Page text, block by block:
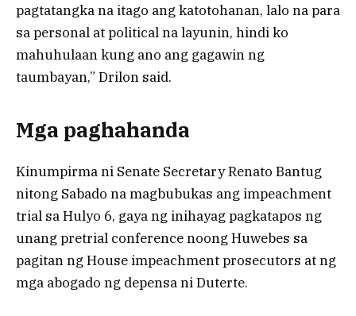
pagtatangka na itago ang katotohanan, lalo na para
sa personal at political na layunin, hindi ko
mahuhulaan kung ano ang gagawin ng
taumbayan,” Drilon said.
Mga paghahanda
Kinumpirma ni Senate Secretary Renato Bantug
nitong Sabado na magbubukas ang impeachment
trial sa Hulyo 6, gaya ng inihayag pagkatapos ng
unang pretrial conference noong Huwebes sa
pagitan ng House impeachment prosecutors at ng
mga abogado ng depensa ni Duterte.